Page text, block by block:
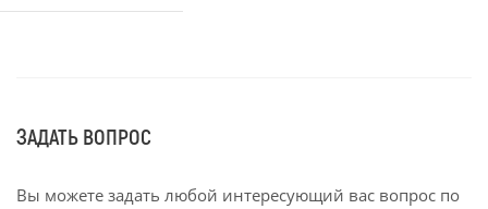
ЗАДАТЬ ВОПРОС
Вы можете задать любой интересующий вас вопрос по